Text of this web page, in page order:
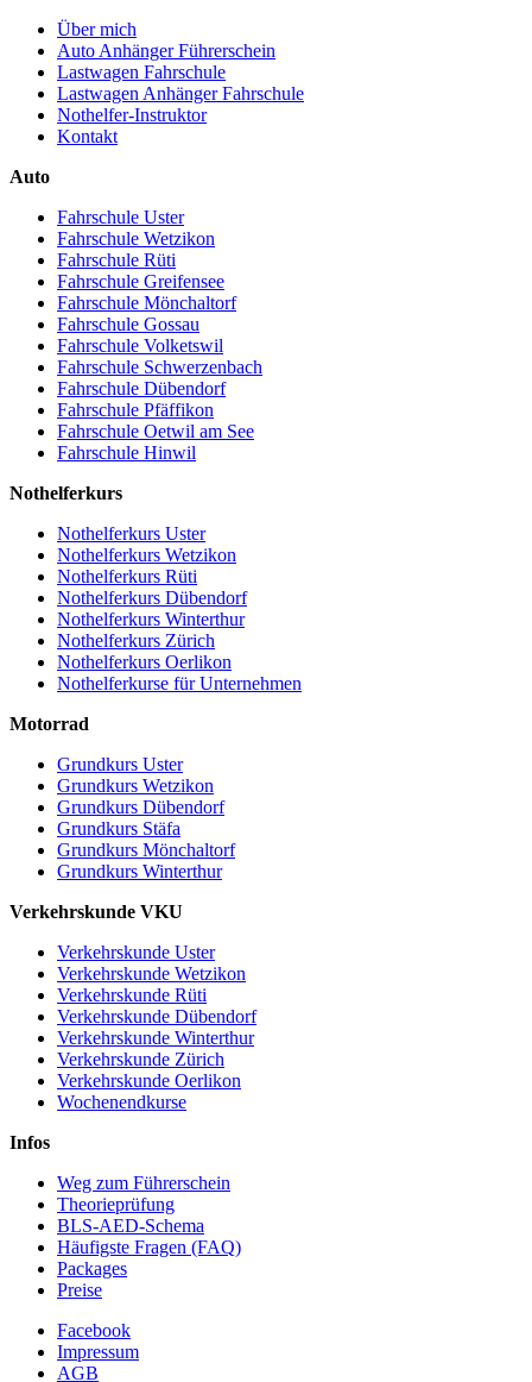
Über mich
Auto Anhänger Führerschein
Lastwagen Fahrschule
Lastwagen Anhänger Fahrschule
Nothelfer-Instruktor
Kontakt
Auto
Fahrschule Uster
Fahrschule Wetzikon
Fahrschule Rüti
Fahrschule Greifensee
Fahrschule Mönchaltorf
Fahrschule Gossau
Fahrschule Volketswil
Fahrschule Schwerzenbach
Fahrschule Dübendorf
Fahrschule Pfäffikon
Fahrschule Oetwil am See
Fahrschule Hinwil
Nothelferkurs
Nothelferkurs Uster
Nothelferkurs Wetzikon
Nothelferkurs Rüti
Nothelferkurs Dübendorf
Nothelferkurs Winterthur
Nothelferkurs Zürich
Nothelferkurs Oerlikon
Nothelferkurse für Unternehmen
Motorrad
Grundkurs Uster
Grundkurs Wetzikon
Grundkurs Dübendorf
Grundkurs Stäfa
Grundkurs Mönchaltorf
Grundkurs Winterthur
Verkehrskunde VKU
Verkehrskunde Uster
Verkehrskunde Wetzikon
Verkehrskunde Rüti
Verkehrskunde Dübendorf
Verkehrskunde Winterthur
Verkehrskunde Zürich
Verkehrskunde Oerlikon
Wochenendkurse
Infos
Weg zum Führerschein
Theorieprüfung
BLS-AED-Schema
Häufigste Fragen (FAQ)
Packages
Preise
Facebook
Impressum
AGB